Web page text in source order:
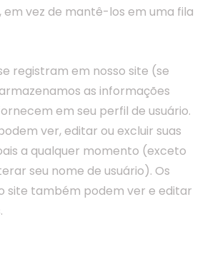
vez de mantê-los em uma fila
registram em nosso site (se
as informações
em seu perfil de usuário.
ver, editar ou excluir suas
a qualquer momento (exceto
seu nome de usuário). Os
site também podem ver e editar